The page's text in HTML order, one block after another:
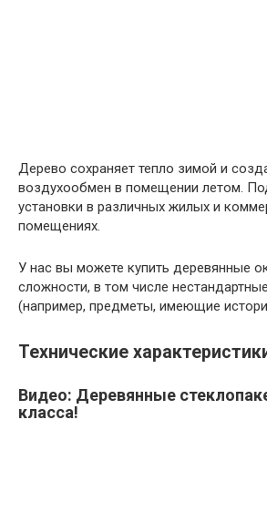
Дерево сохраняет тепло зимой и
воздухообмен в помещении летом.
установки в различных жилых и
помещениях.
У нас вы можете купить деревянные
сложности, в том числе
(например, предметы, имеющие
Технические
Видео: Деревянные
класса!